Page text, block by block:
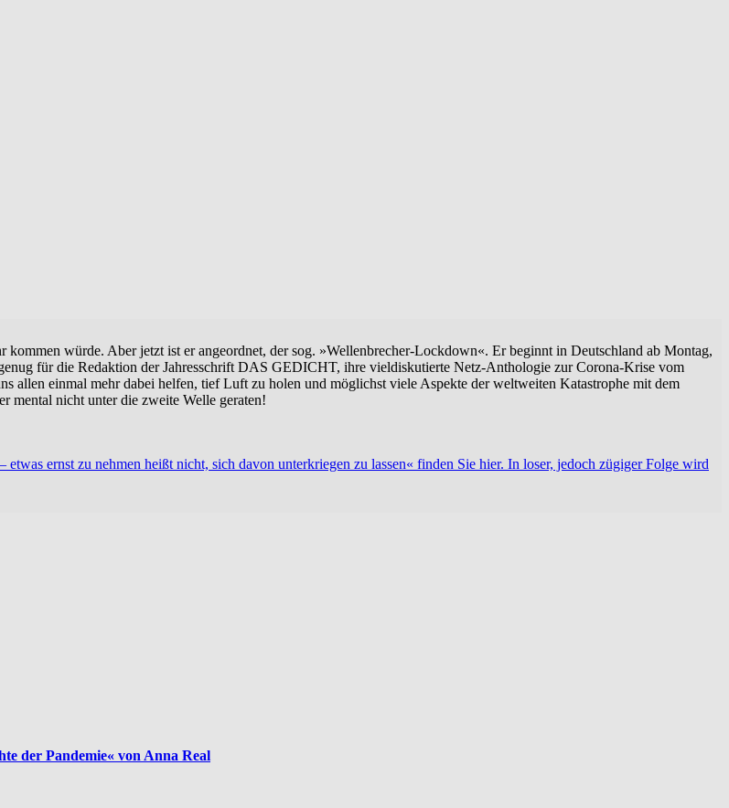
würde. Aber jetzt ist er angeordnet, der sog. »Wellenbrecher-Lockdown«. Er beginnt in Deutschland ab Montag,
für die Redaktion der Jahresschrift DAS GEDICHT, ihre vieldiskutierte Netz-Anthologie zur Corona-Krise vom
allen einmal mehr dabei helfen, tief Luft zu holen und möglichst viele Aspekte der weltweiten Katastrophe mit dem
mental nicht unter die zweite Welle geraten!
ernst zu nehmen heißt nicht, sich davon unterkriegen zu lassen« finden Sie hier. In loser, jedoch zügiger Folge wird
der Pandemie« von Anna Real